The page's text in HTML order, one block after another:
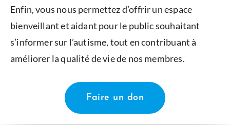
Enfin, vous nous permettez d’offrir un espace
bienveillant et aidant pour le public souhaitant
s’informer sur l’autisme, tout en contribuant à
améliorer la qualité de vie de nos membres.
Faire un don